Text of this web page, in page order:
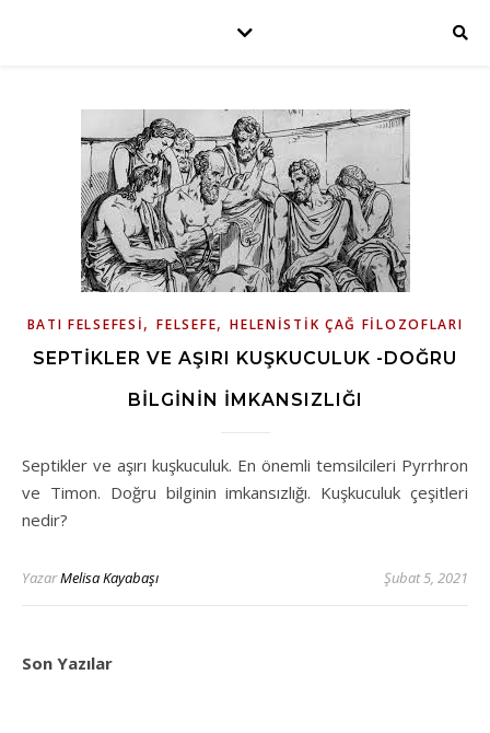
BATI FELSEFESI,FELSEFE,HELENISTIK ÇAĞ FILOZOFLARI
SEPTIKLER VE AŞIRI KUŞKUCULUK -DOĞRU
BILGININ İMKANSIZLIĞI
Septikler ve aşırı kuşkuculuk. En önemli temsilcileri Pyrrhron
ve Timon. Doğru bilginin imkansızlığı. Kuşkuculuk çeşitleri
nedir?
YazarMelisa Kayabaşı Şubat 5, 2021
Son Yazılar